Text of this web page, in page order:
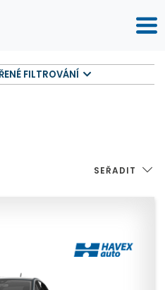
FILTROVÁNÍ
SEŘADIT